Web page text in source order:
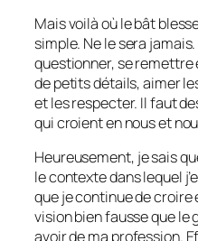
Mais voilà où le bât
simple. Ne le sera
questionner, se remettre
de petits détails, aimer
et les respecter. Il faut
qui croient en nous et
Heureusement, je sais
le contexte dans lequel
que je continue de croire
vision bien fausse que le
avoir de ma profession.